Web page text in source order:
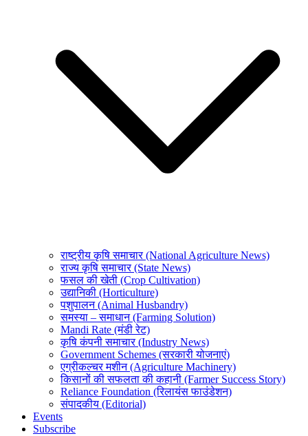
राष्ट्रीय कृषि समाचार (National Agriculture News)
राज्य कृषि समाचार (State News)
फसल की खेती (Crop Cultivation)
उद्यानिकी (Horticulture)
पशुपालन (Animal Husbandry)
समस्या – समाधान (Farming Solution)
Mandi Rate (मंडी रेट)
कृषि कंपनी समाचार (Industry News)
Government Schemes (सरकारी योजनाएं)
एग्रीकल्चर मशीन (Agriculture Machinery)
किसानों की सफलता की कहानी (Farmer Success Story)
Reliance Foundation (रिलायंस फाउंडेशन)
संपादकीय (Editorial)
Events
Subscribe